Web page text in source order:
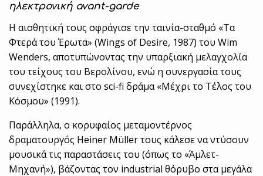
ηλεκτρονική avant-garde
Η αισθητική τους σφράγισε την ταινία-σταθμό «Τα
Φτερά του Έρωτα» (Wings of Desire, 1987) του Wim
Wenders, αποτυπώνοντας την υπαρξιακή μελαγχολία
του τείχους του Βερολίνου, ενώ η συνεργασία τους
συνεχίστηκε και στο sci-fi δράμα «Μέχρι το Τέλος του
Κόσμου» (1991).
Παράλληλα, ο κορυφαίος μεταμοντέρνος
δραματουργός Heiner Müller τους κάλεσε να ντύσουν
μουσικά τις παραστάσεις του (όπως το «Άμλετ-
Μηχανή»), βάζοντας τον industrial θόρυβο στα μεγάλα